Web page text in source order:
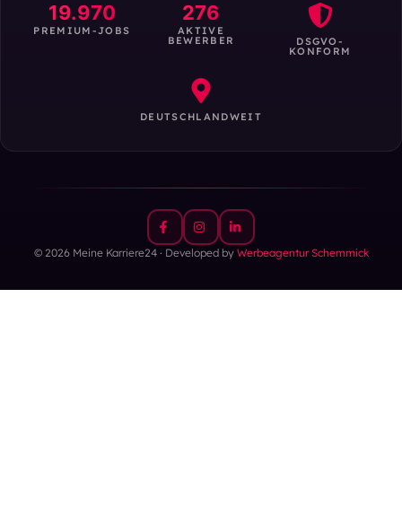
19.970
PREMIUM-JOBS
276
AKTIVE
BEWERBER DSGVO-
KONFORM
DEUTSCHLANDWEIT
© 2026 Meine Karriere24 · Developed by Werbeagentur Schemmick